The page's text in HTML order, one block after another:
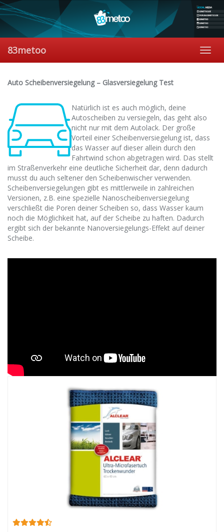
Skip
to
content
83metoo
Auto Scheibenversiegelung – Glasversiegelung Test
Natürlich ist es auch möglich, deine
Autoscheiben zu versiegeln, das geht also
nicht nur mit dem Autolack. Der große
Vorteil einer Scheibenversiegelung ist, dass
das Wasser auf dieser allein durch den
Fahrtwind schon abgetragen wird. Das stellt
im Straßenverkehr eine deutliche Sicherheit dar, denn dadurch
musst du auch seltener den Scheibenwischer verwenden.
Scheibenversiegelungen gibt es mittlerweile in zahlreichen
Versionen, z.B. eine spezielle Nanoscheibenversiegelung
verschließt die Poren deiner Scheiben so, dass Wasser kaum
noch die Möglichkeit hat, auf der Scheibe zu haften. Dadurch
ergibt sich der bekannte Nanoversiegelungs-Effekt auf deiner
Scheibe.